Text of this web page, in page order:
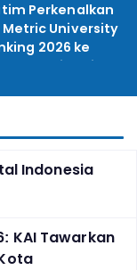
Perkenalkan
University
2026 ke
Tinggi
Indonesia
KAI Tawarkan